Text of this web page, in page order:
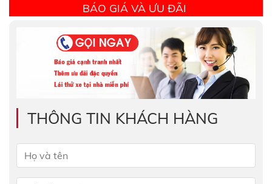
BÁO GIÁ VÀ ƯU ĐÃI
THÔNG TIN KHÁCH HÀNG